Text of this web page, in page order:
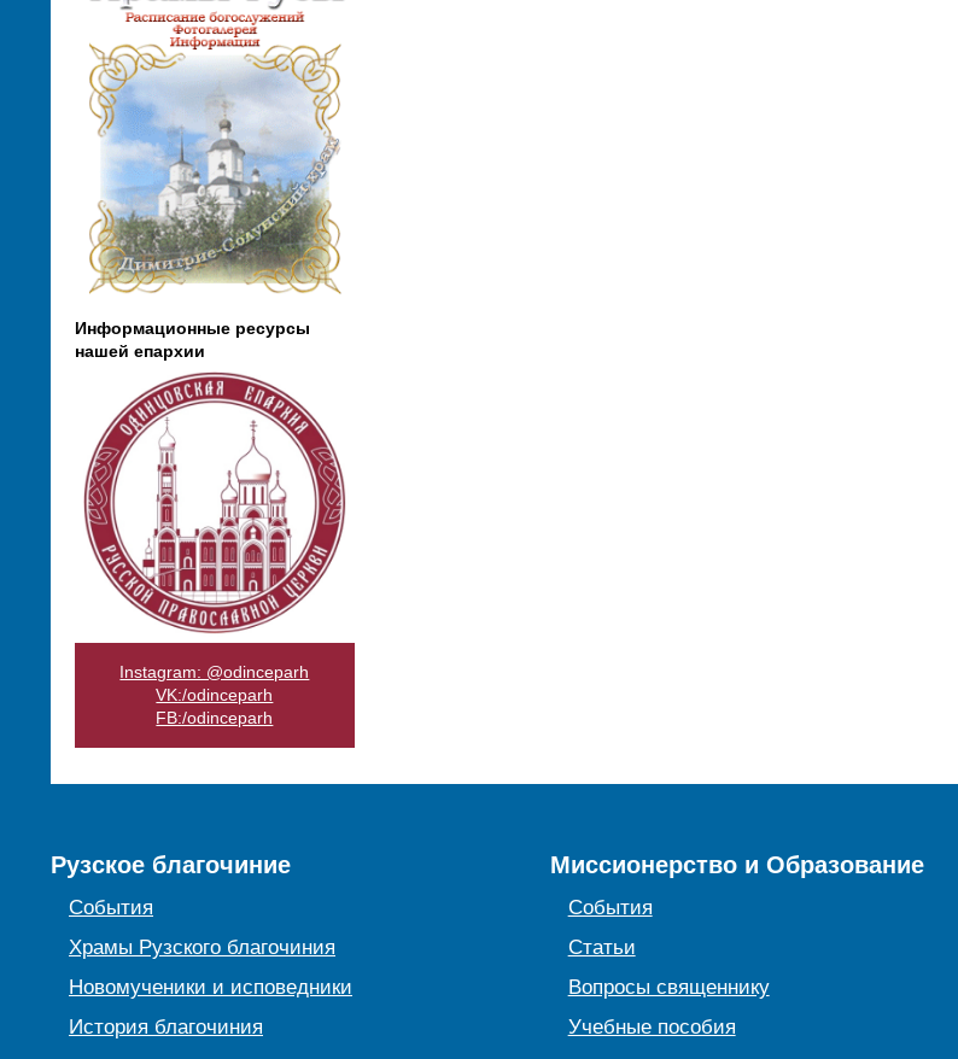
Информационные ресурсы
нашей епархии
Instagram: @odinceparh
VK:/odinceparh
FB:/odinceparh
Рузское благочиние
События
Храмы Рузского благочиния
Новомученики и исповедники
История благочиния
Миссионерство и Образование
События
Статьи
Вопросы священнику
Учебные пособия